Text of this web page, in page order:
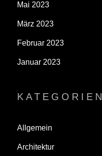
Mai 2023
März 2023
Februar 2023
Januar 2023
KATEGORIEN
Allgemein
Architektur